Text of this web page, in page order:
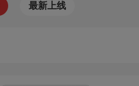
最新上线